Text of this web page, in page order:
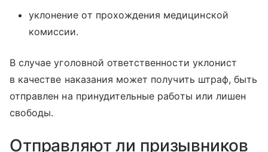
уклонение от прохождения медицинской
комиссии.
В случае уголовной ответственности уклонист
в качестве наказания может получить штраф, быть
отправлен на принудительные работы или лишен
свободы.
Отправляют ли призывников